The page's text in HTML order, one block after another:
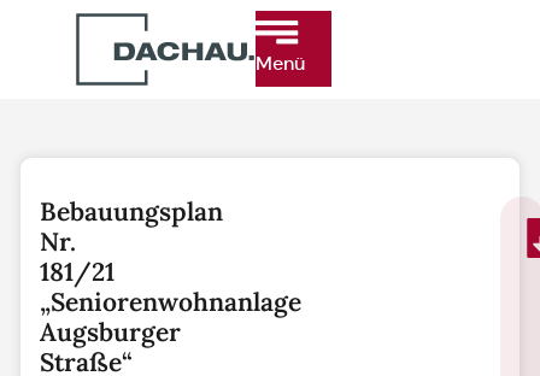
Menü
Bebauungsplan
Nr.
181/21
„Seniorenwohnanlage
Augsburger
Straße“